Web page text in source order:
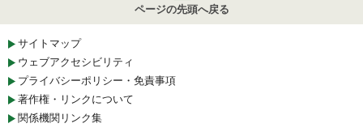
ページの先頭へ戻る
サイトマップ
ウェブアクセシビリティ
プライバシーポリシー・免責事項
著作権・リンクについて
関係機関リンク集